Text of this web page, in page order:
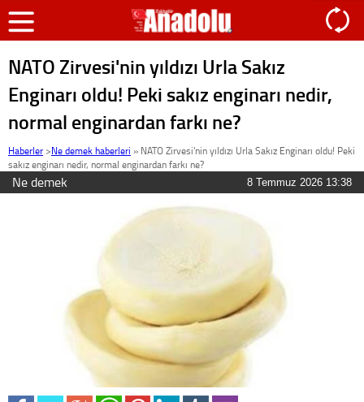
NATO Zirvesi'nin yıldızı Urla Sakız
Enginarı oldu! Peki sakız enginarı nedir,
normal enginardan farkı ne?
Haberler >Ne demek haberleri » NATO Zirvesi'nin yıldızı Urla Sakız Enginarı oldu! Peki
sakız enginarı nedir, normal enginardan farkı ne?
Ne demek 8 Temmuz 2026 13:38